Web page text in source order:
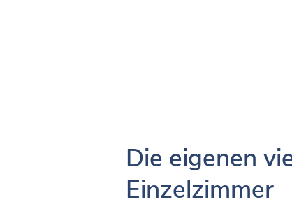
Die eigenen
Einzelzimmer